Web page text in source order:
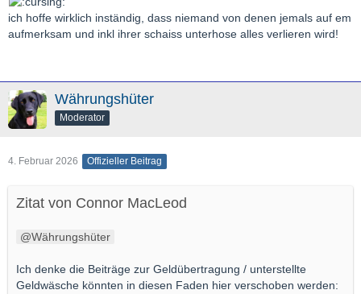
ich hoffe wirklich inständig, dass niemand von denen jemals auf em
aufmerksam und inkl ihrer schaiss unterhose alles verlieren wird!
Währungshüter
Moderator
4. Februar 2026 Offizieller Beitrag
Zitat von Connor MacLeod
Währungshüter
Ich denke die Beiträge zur Geldübertragung / unterstellte
Geldwäsche könnten in diesen Faden hier verschoben werden: